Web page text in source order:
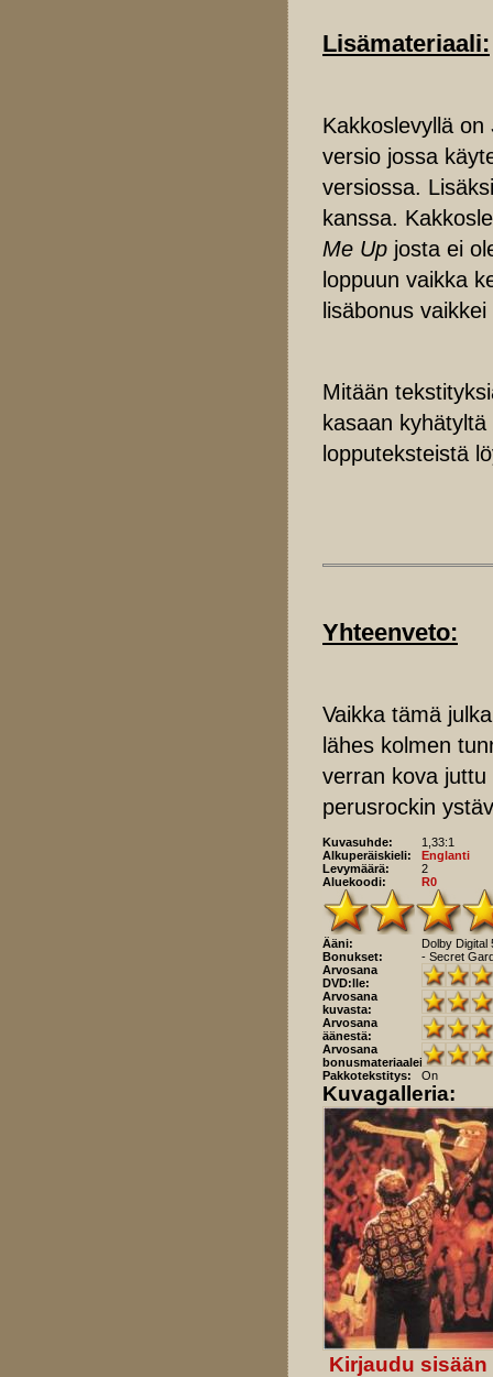
Lisämateriaali:
Kakkoslevyllä on
versio jossa
versiossa.
kanssa.
Me Up josta ei
loppuun vaikka
lisäbonus
Mitään
kasaan
lopputeksteistä
Yhteenveto:
Vaikka tämä
lähes kolmen
verran kova
perusrockin
Kuvasuhde:
1,33:1
Alkuperäiskieli:
Englanti
Levymäärä:
2
Aluekoodi:
R0
Ääni:
Dolby Digital
Bonukset:
- Secret
Arvosana
DVD:lle:
Arvosana
kuvasta:
Arvosana
äänestä:
Arvosana
bonusmateriaaleista:
Pakkotekstitys:
On
Kuvagalleria:
Kirjaudu sisään